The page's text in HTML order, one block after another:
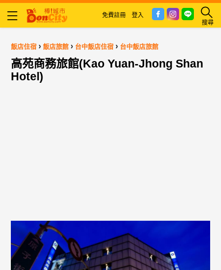
搜尋
免費註冊 登入
飯店住宿 ›飯店旅館 › 台中飯店住宿 › 台中飯店旅館
高苑商務旅館(Kao Yuan-Jhong Shan
Hotel)